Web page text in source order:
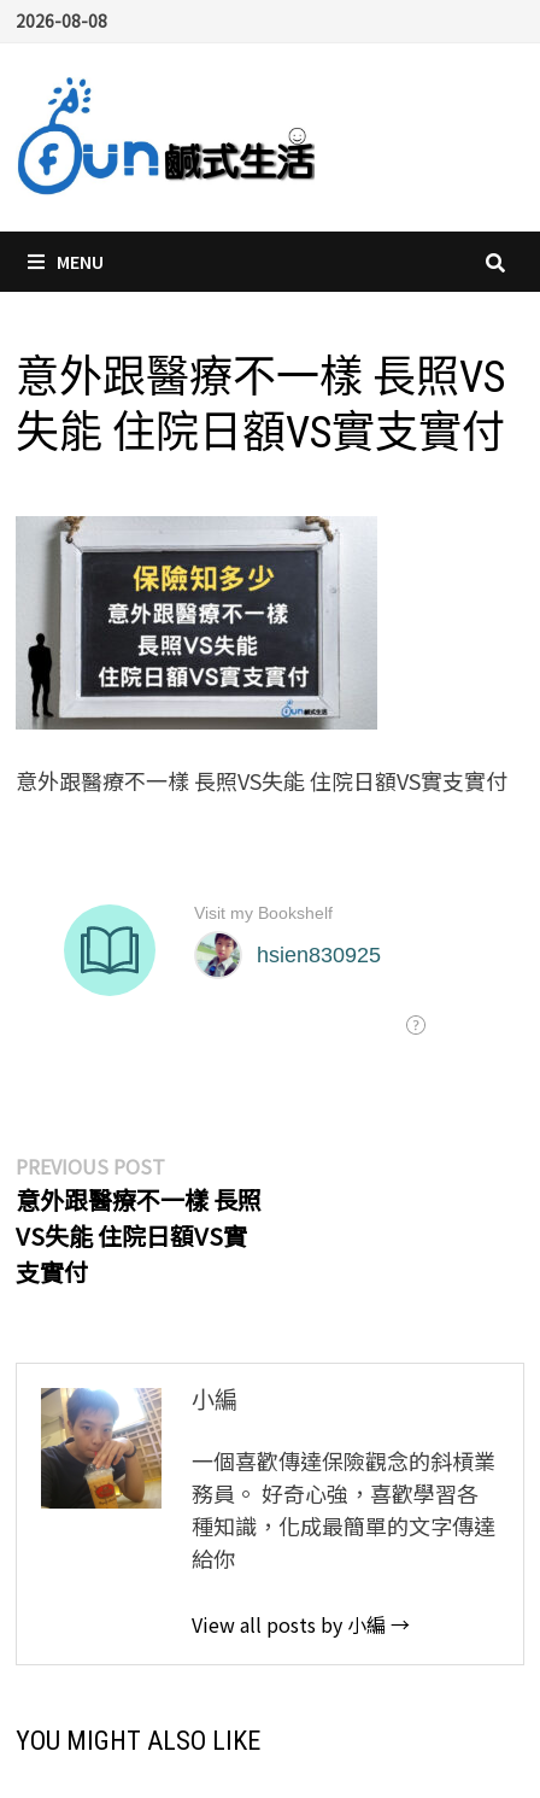
Skip
content
2026-08-08
MENU
意外跟醫療不一樣 長照VS
失能 住院日額VS實支實付
意外跟醫療不一樣 長照VS失能 住院日額VS實支實付
文
章
導
PREVIOUS POSTPrevious
post:
意外跟醫療不一樣 長照
VS失能 住院日額VS實
支實付
小編
一個喜歡傳達保險觀念的斜槓業
務員。 好奇心強，喜歡學習各
種知識，化成最簡單的文字傳達
給你
View all posts by 小編 →
YOU MIGHT ALSO LIKE